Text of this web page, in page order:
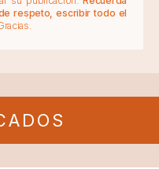
respeto, escribir todo el